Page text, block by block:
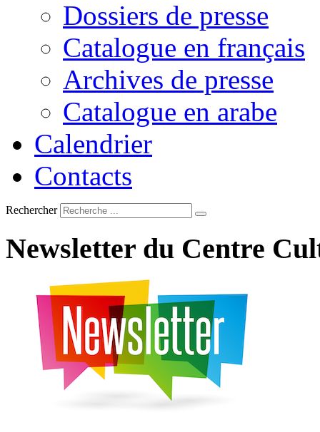
Dossiers de presse
Catalogue en français
Archives de presse
Catalogue en arabe
Calendrier
Contacts
Rechercher
Newsletter du Centre